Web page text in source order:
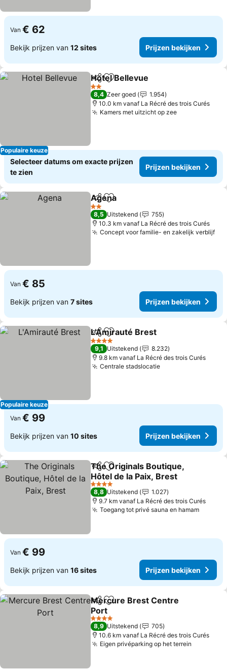
Van € 62
Bekijk prijzen van 12 sites Prijzen bekijken
Populaire keuze
DelenToevoegen aan favorieten
Hotel Bellevue
2 Sterren
8,4 Zeer goed
1.954
10.0 km vanaf La Récré des trois Curés
Kamers met uitzicht op zee
Selecteer datums om exacte prijzen
te zien
Prijzen bekijken
DelenToevoegen aan favorieten
Agena
2 Sterren
8,5 Uitstekend
755
10.3 km vanaf La Récré des trois Curés
Concept voor familie- en zakelijk verblijf
Van € 85
Bekijk prijzen van 7 sites Prijzen bekijken
Populaire keuze
DelenToevoegen aan favorieten
L'Amirauté Brest
4 Sterren
9,1 Uitstekend
8.232
9.8 km vanaf La Récré des trois Curés
Centrale stadslocatie
Van € 99
Bekijk prijzen van 10 sites Prijzen bekijken
DelenToevoegen aan favorieten
The Originals Boutique,
Hôtel de la Paix, Brest
4 Sterren
8,8 Uitstekend
1.027
9.7 km vanaf La Récré des trois Curés
Toegang tot privé sauna en hamam
Van € 99
Bekijk prijzen van 16 sites Prijzen bekijken
DelenToevoegen aan favorieten
Mercure Brest Centre
Port
4 Sterren
8,9 Uitstekend
705
10.6 km vanaf La Récré des trois Curés
Eigen privéparking op het terrein